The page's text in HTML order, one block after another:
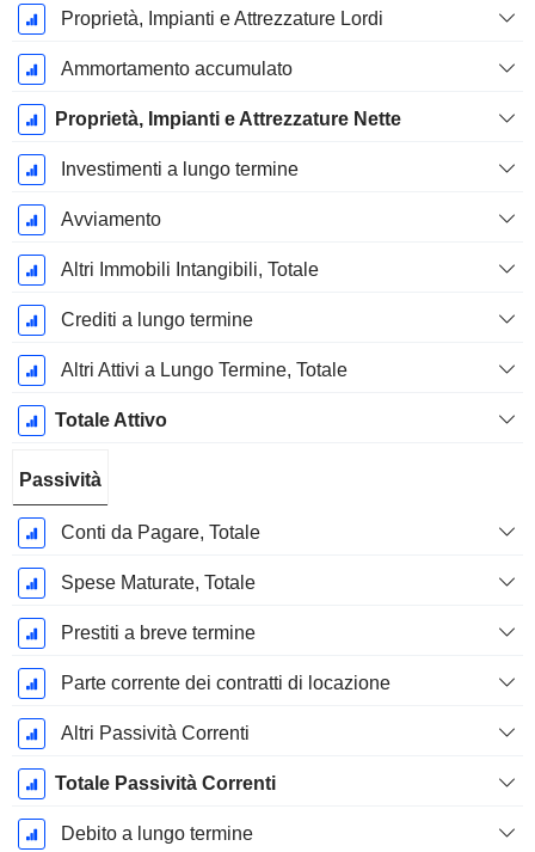
Proprietà, Impianti e Attrezzature Lordi
Ammortamento accumulato
Proprietà, Impianti e Attrezzature Nette
Investimenti a lungo termine
Avviamento
Altri Immobili Intangibili, Totale
Crediti a lungo termine
Altri Attivi a Lungo Termine, Totale
Totale Attivo
Passività
Conti da Pagare, Totale
Spese Maturate, Totale
Prestiti a breve termine
Parte corrente dei contratti di locazione
Altri Passività Correnti
Totale Passività Correnti
Debito a lungo termine